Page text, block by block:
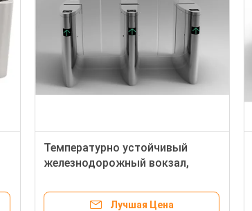
Температурно устойчивый
железнодорожный вокзал,
ширина прохода
Лучшая Цена